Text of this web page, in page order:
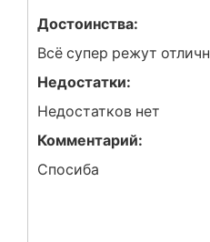
Достоинства:
Всё супер режут
Недостатки:
Недостатков нет
Комментарий:
Спосиба